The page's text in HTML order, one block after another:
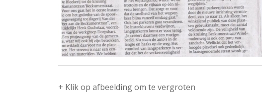
+ Klik op afbeelding om te vergroten